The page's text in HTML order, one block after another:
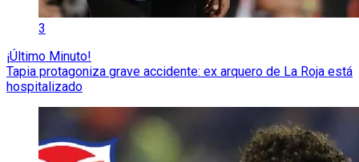
3
¡Último Minuto!
Tapia protagoniza grave accidente: ex arquero de La Roja está
hospitalizado